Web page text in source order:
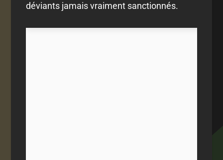
déviants jamais vraiment sanctionnés.